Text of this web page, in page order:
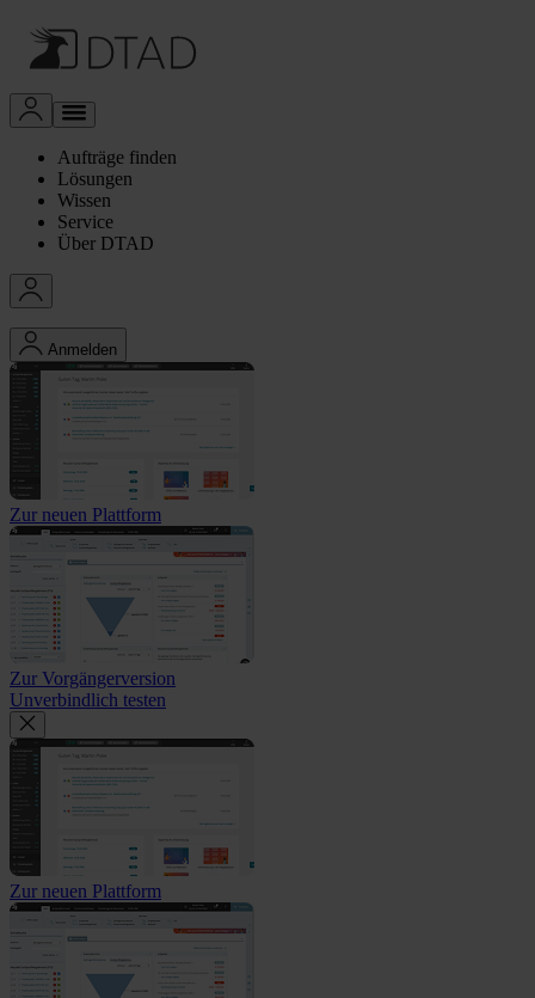
Aufträge finden
Lösungen
Wissen
Service
Über DTAD
Anmelden
Zur neuen Plattform
Zur Vorgängerversion
Unverbindlich testen
Zur neuen Plattform